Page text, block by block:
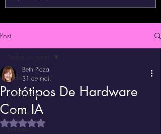
Post
Todos os posts
interessante
Instrutivo
curioso
Protótipos De Hardware
Com IA
Beth Plaza
31 de mai.
Avaliado com NaN de 5 estrelas.